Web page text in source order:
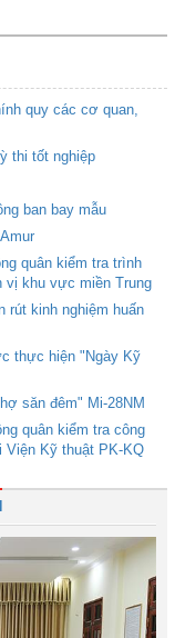
quy các cơ quan,
thi tốt nghiệp
ban bay mẫu
quân kiểm tra trình
vị khu vực miền Trung
rút kinh nghiệm huấn
thực hiện "Ngày Kỹ
săn đêm" Mi-28NM
quân kiểm tra công
Viện Kỹ thuật PK-KQ